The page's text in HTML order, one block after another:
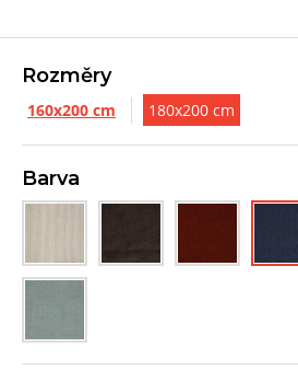
Rozměry
160x200 cm 180x200 cm
Barva